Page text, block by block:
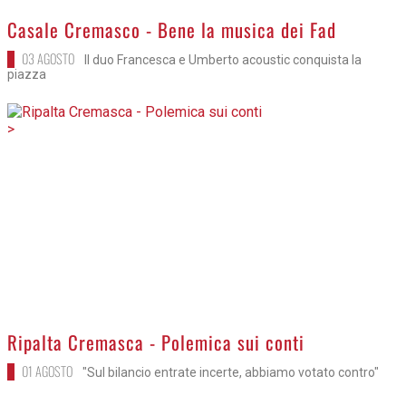
Casale Cremasco - Bene la musica dei Fad
03 AGOSTO
Il duo Francesca e Umberto acoustic conquista la
piazza
>
Ripalta Cremasca - Polemica sui conti
01 AGOSTO "Sul bilancio entrate incerte, abbiamo votato contro"